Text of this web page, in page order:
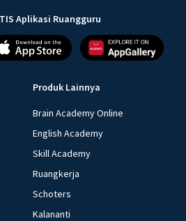
Aplikasi Ruangguru
Produk Lainnya
Brain Academy Online
English Academy
Skill Academy
Ruangkerja
Schoters
Kalananti